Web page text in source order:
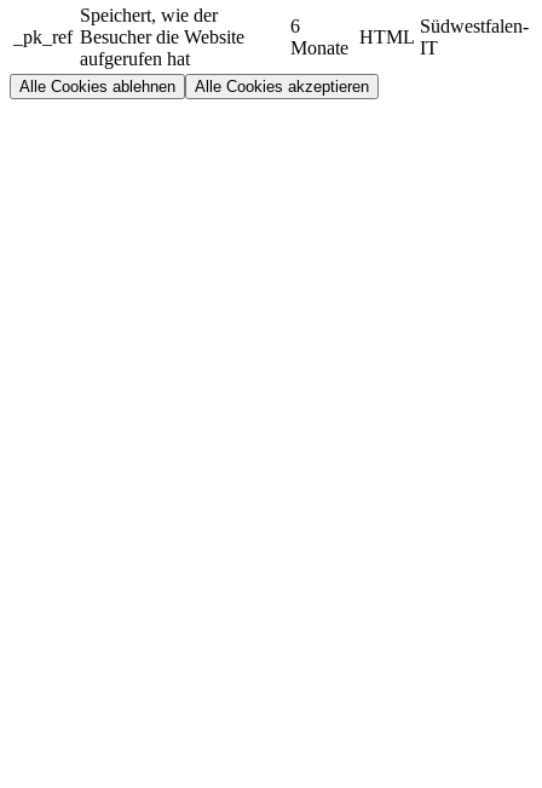
_pk_ref
Speichert, wie der
Besucher die Website
aufgerufen hat
6
Monate
HTML
Südwestfalen-
IT
Alle Cookies ablehnen Alle Cookies akzeptieren